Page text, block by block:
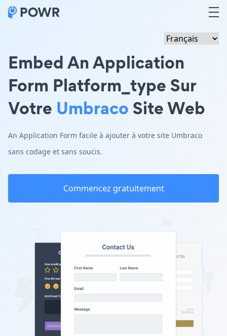
Embed An Application
Form Platform_type Sur
Votre UmbracoSite Web
An Application Form facile à ajouter à votre site Umbraco
sans codage et sans soucis.
Commencez gratuitement